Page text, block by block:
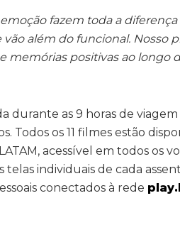
fazem toda a
além do funcional. Nosso
memórias positivas ao longo
durante as 9 horas de
os 11 filmes estão
acessível em todos os
individuais de cada
conectados à rede